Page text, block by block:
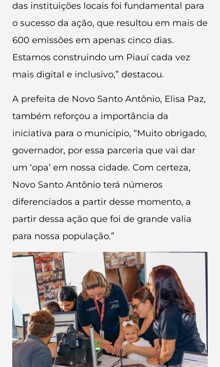
das instituições locais foi fundamental para
o sucesso da ação, que resultou em mais de
600 emissões em apenas cinco dias.
Estamos construindo um Piauí cada vez
mais digital e inclusivo,” destacou.
A prefeita de Novo Santo Antônio, Elisa Paz,
também reforçou a importância da
iniciativa para o município, “Muito obrigado,
governador, por essa parceria que vai dar
um ‘opa’ em nossa cidade. Com certeza,
Novo Santo Antônio terá números
diferenciados a partir desse momento, a
partir dessa ação que foi de grande valia
para nossa população.”